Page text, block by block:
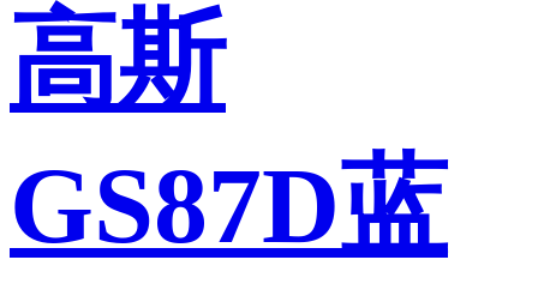
高斯
GS87D蓝